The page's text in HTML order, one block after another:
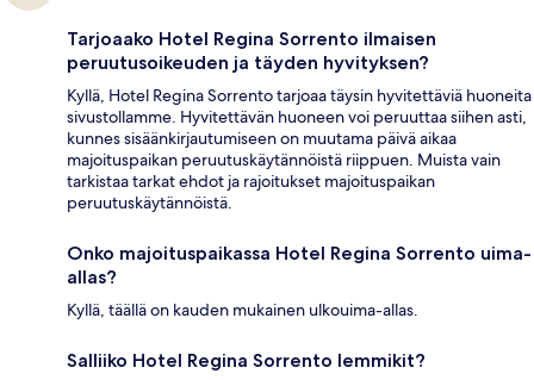
Tarjoaako Hotel Regina Sorrento ilmaisen
peruutusoikeuden ja täyden hyvityksen?
Kyllä, Hotel Regina Sorrento tarjoaa täysin hyvitettäviä huoneita
sivustollamme. Hyvitettävän huoneen voi peruuttaa siihen asti,
kunnes sisäänkirjautumiseen on muutama päivä aikaa
majoituspaikan peruutuskäytännöistä riippuen. Muista vain
tarkistaa tarkat ehdot ja rajoitukset majoituspaikan
peruutuskäytännöistä.
Onko majoituspaikassa Hotel Regina Sorrento uima-
allas?
Kyllä, täällä on kauden mukainen ulkouima-allas.
Salliiko Hotel Regina Sorrento lemmikit?